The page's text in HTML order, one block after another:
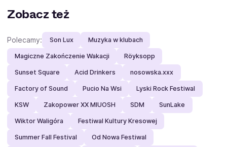
Zobacz też
Polecamy: Son Lux Muzyka w klubach
Magiczne Zakończenie Wakacji Röyksopp
Sunset Square Acid Drinkers nosowska.xxx
Factory of Sound Pucio Na Wsi Lyski Rock Festiwal
KSW Zakopower XX MIUOSH SDM SunLake
Wiktor Waligóra Festiwal Kultury Kresowej
Summer Fall Festival Od Nowa Festiwal